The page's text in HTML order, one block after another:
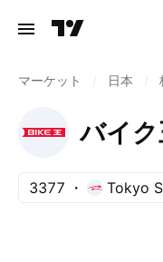
マーケット 日本
バイ
3377 Tokyo